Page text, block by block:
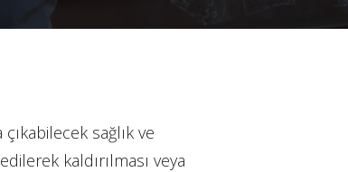
sağlık ve
kaldırılması veya